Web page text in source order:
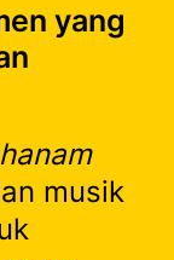
yang
musik